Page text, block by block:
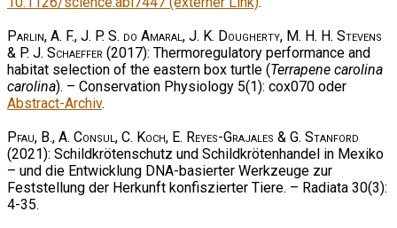
Parlin, A. F., J. P. S. do Amaral, J. K. Dougherty, M. H. H. Stevens
& P. J. Schaeffer (2017): Thermoregulatory performance and
habitat selection of the eastern box turtle (Terrapene carolina
carolina). – Conservation Physiology 5(1): cox070 oder
Abstract-Archiv.
Pfau, B., A. Consul, C. Koch, E. Reyes-Grajales & G. Stanford
(2021): Schildkrötenschutz und Schildkrötenhandel in Mexiko
– und die Entwicklung DNA-basierter Werkzeuge zur
Feststellung der Herkunft konfiszierter Tiere. – Radiata 30(3):
4-35.